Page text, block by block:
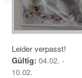
Leider verpasst!
Gültig: 04.02. -
10.02.